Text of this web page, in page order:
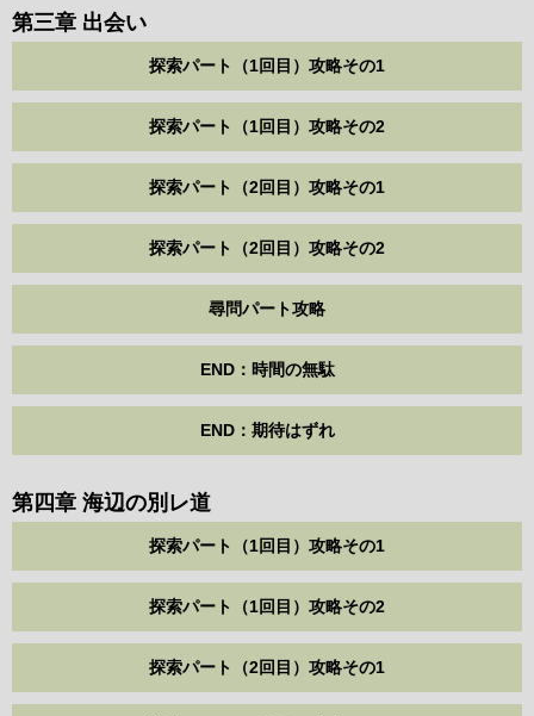
第三章 出会い
探索パート（1回目）攻略その1
探索パート（1回目）攻略その2
探索パート（2回目）攻略その1
探索パート（2回目）攻略その2
尋問パート攻略
END：時間の無駄
END：期待はずれ
第四章 海辺の別レ道
探索パート（1回目）攻略その1
探索パート（1回目）攻略その2
探索パート（2回目）攻略その1